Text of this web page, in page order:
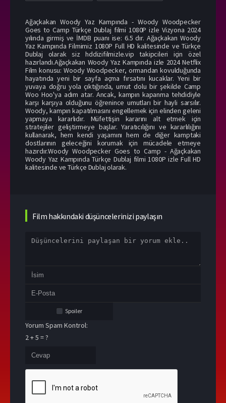
Ağaçkakan Woody Yaz Kampında - Woody Woodpecker
Goes to Camp Türkçe Dublaj filmi 1080P izle Vizyona 2024
yılında girmiş ve İMDB puanı ise: 6.5 dır. Ağaçkakan Woody
Yaz Kampında Filmimiz 1080P Full HD kalitesinde ve Türkçe
Dublaj olarak siz hddizifilmizle.vip takipcileri için özel
hazırlandı.Ağaçkakan Woody Yaz Kampında izle 2024 Netflix
Film konusu: Woody Woodpecker, ormandan kovulduğunda
hayatında yeni bir sayfa açma fırsatını kucaklar. Yeni bir
yuvaya doğru yola çıktığında, umut dolu bir şekilde Camp
Woo Hoo'ya adım atar. Ancak, kampın kapanma tehdidiyle
karşı karşıya olduğunu öğrenince umutları bir hayli sarsılır.
Woody, kampın kapatılmasını engellemek için elinden geleni
yapmaya kararlıdır. Müfettişin kararını alt etmek için
stratejiler geliştirmeye başlar. Yaratıcılığını ve kararlılığını
kullanarak, hem kendi yaşamını hem de diğer kamptaki
dostlarının geleceğini korumak için mücadele etmeye
hazırdır.Woody Woodpecker Goes to Camp - Ağaçkakan
Woody Yaz Kampında Türkçe Dublaj filmi 1080P izle Full HD
kalitesinde ve Türkçe Dublaj olarak.
Film hakkındaki düşüncelerinizi paylaşın
Spoiler
Yorum Spam Kontrol:
2 + 5 = ?